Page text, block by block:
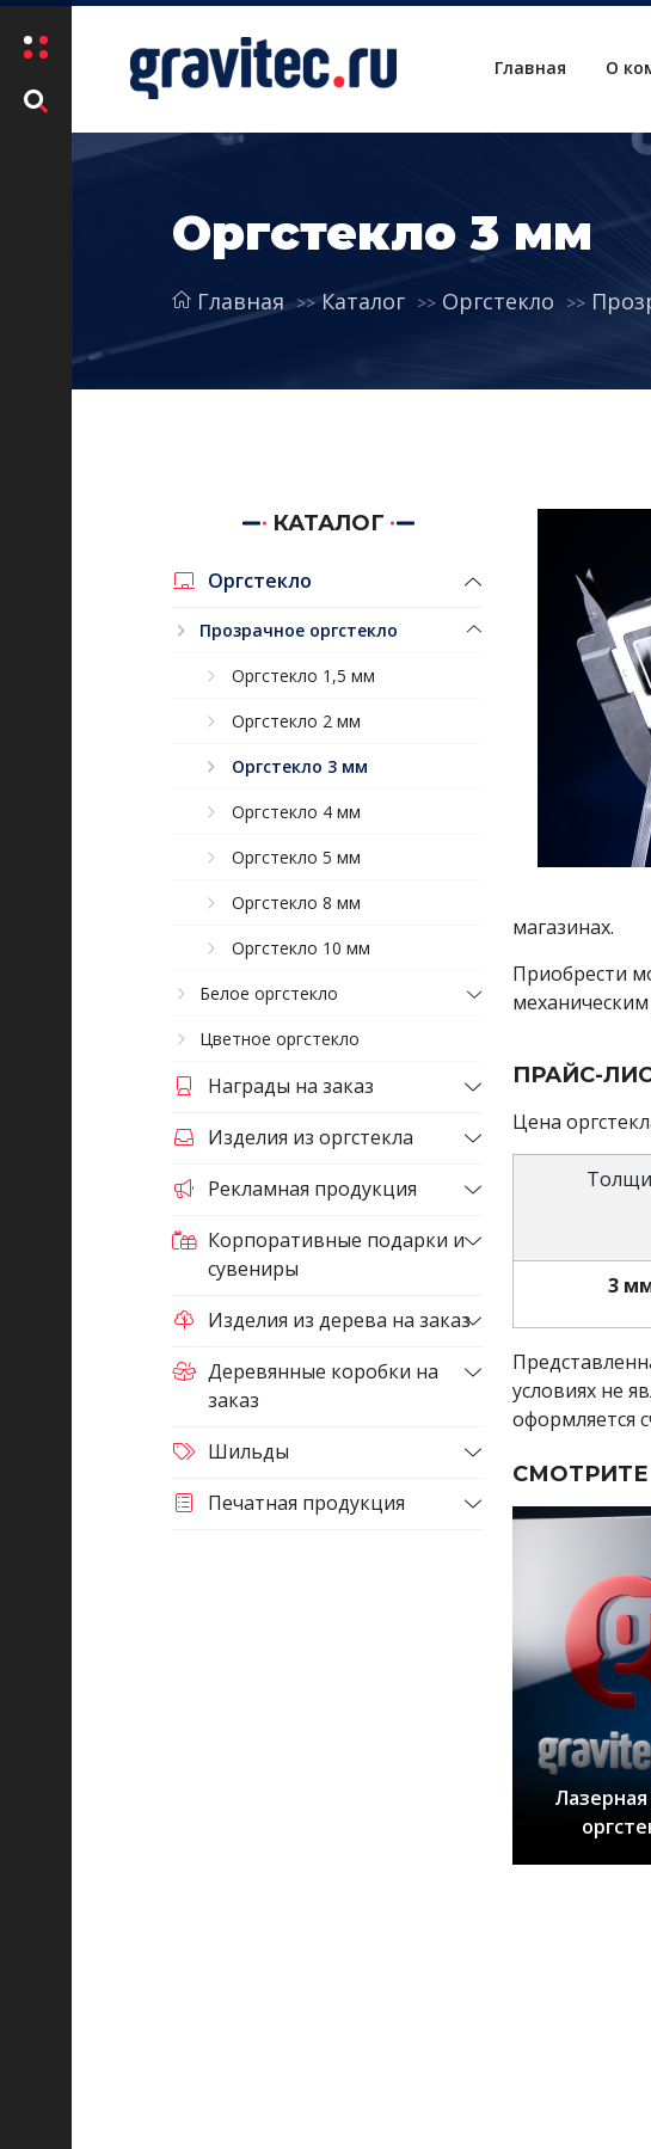
Главная О
Оргстекло 3 мм
Главная Каталог Оргстекло
КАТАЛОГ
Оргстекло
Прозрачное оргстекло
Оргстекло 1,5 мм
Оргстекло 2 мм
Оргстекло 3 мм
Оргстекло 4 мм
Оргстекло 5 мм
Оргстекло 8 мм
Оргстекло 10 мм
Белое оргстекло
Цветное оргстекло
Награды на заказ
Изделия из оргстекла
Рекламная продукция
Корпоративные подарки и
сувениры
Изделия из дерева на заказ
Деревянные коробки на
заказ
Шильды
Печатная продукция
магазинах.
Приобрести
ПРАЙС-
Цена
3
условиях не
оформляется
Лазерная